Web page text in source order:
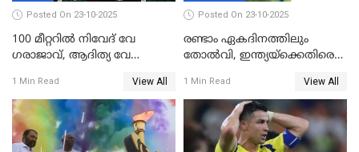
Posted On 23-10-2025
100 മീറ്ററിൽ നിവേദ് വേ​
ഗരാജാവ്, ആദിത്യ വേ​
ബോയ്സിലും സബ്‌ജൂനിയർ
ഗേൾസിലും റെക്കോർഡോടെ
സ്വർണം, ദേവപ്രിയ 87ലെ
റെക്കോർഡ് തിരുത്തി
1 Min Read View All
Posted On 23-10-2025
രണ്ടാം ഏകദിനത്തിലും
തോൽവി, ഇന്ത്യയ്‌ക്കെതിരെ
1 Min Read View All